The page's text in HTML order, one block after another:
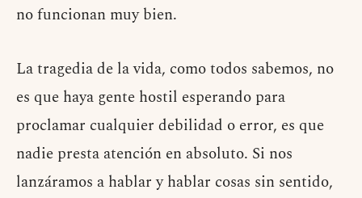
no funcionan muy bien.
La tragedia de la vida, como todos sabemos, no
es que haya gente hostil esperando para
proclamar cualquier debilidad o error, es que
nadie presta atención en absoluto. Si nos
lanzáramos a hablar y hablar cosas sin sentido,